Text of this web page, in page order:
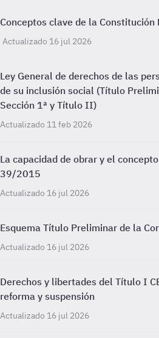
Conceptos clave de la Constitución
Actualizado 16 jul 2026
Ley General de derechos de las
de su inclusión social (Título
Sección 1ª y Título II)
Actualizado 11 feb 2026
La capacidad de obrar y el
39/2015
Actualizado 16 jul 2026
Esquema Título Preliminar de la
Actualizado 16 jul 2026
Derechos y libertades del Título I
reforma y suspensión
Actualizado 16 jul 2026